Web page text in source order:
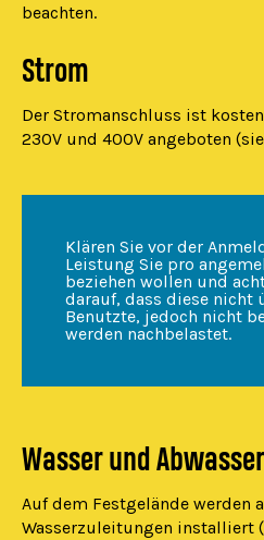
beachten.
Strom
Der Stromanschluss ist
230V und 400V angeboten
Klären Sie vor der
Leistung Sie pro
beziehen wollen und
darauf, dass diese nicht
Benutzte, jedoch nicht
werden nachbelastet.
Wasser und Abwasser
Auf dem Festgelände werden
Wasserzuleitungen installiert